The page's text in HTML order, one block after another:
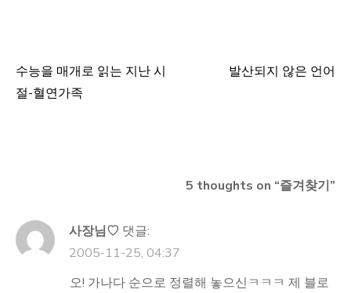
글
수능을 매개로 읽는 지난 시
절-혈연가족
발산되지 않은 언어
5 thoughts on “즐겨찾기”
사장님♡ 댓글:
2005-11-25, 04:37
오! 가나다 순으로 정렬해 놓으신ㅋㅋㅋ 제 블로